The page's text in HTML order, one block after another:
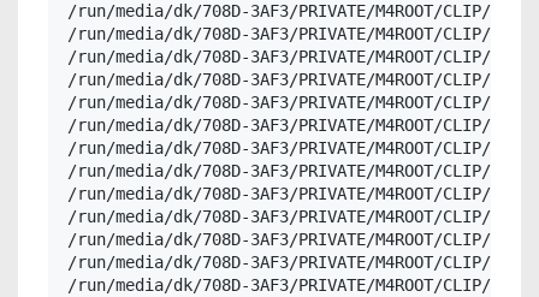
/run/media/dk/708D-3AF3/PRIVATE/M4ROOT/CLIP/
/run/media/dk/708D-3AF3/PRIVATE/M4ROOT/CLIP/
/run/media/dk/708D-3AF3/PRIVATE/M4ROOT/CLIP/
/run/media/dk/708D-3AF3/PRIVATE/M4ROOT/CLIP/
/run/media/dk/708D-3AF3/PRIVATE/M4ROOT/CLIP/
/run/media/dk/708D-3AF3/PRIVATE/M4ROOT/CLIP/
/run/media/dk/708D-3AF3/PRIVATE/M4ROOT/CLIP/
/run/media/dk/708D-3AF3/PRIVATE/M4ROOT/CLIP/
/run/media/dk/708D-3AF3/PRIVATE/M4ROOT/CLIP/
/run/media/dk/708D-3AF3/PRIVATE/M4ROOT/CLIP/
/run/media/dk/708D-3AF3/PRIVATE/M4ROOT/CLIP/
/run/media/dk/708D-3AF3/PRIVATE/M4ROOT/CLIP/
/run/media/dk/708D-3AF3/PRIVATE/M4ROOT/CLIP/